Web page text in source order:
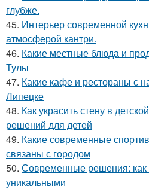
глубже.
45. Интерьер современной
атмосферой кантри.
46. Какие местные блюда и
Тулы
47. Какие кафе и рестораны с
Липецке
48. Как украсить стену в
решений для детей
49. Какие современные
связаны с городом
50. Современные решения: как
уникальными